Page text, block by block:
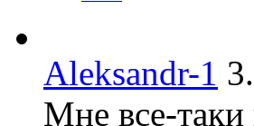
Aleksandr-1
Мне все-таки